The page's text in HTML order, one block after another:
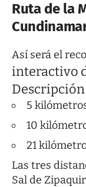
Ruta de la
Así será el
interactivo
Descripción
5
10
21
Las tres
Sal de